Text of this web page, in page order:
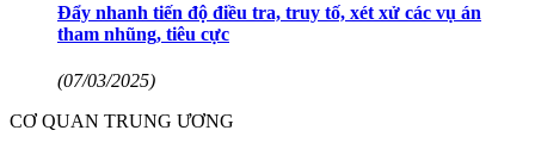
Đẩy nhanh tiến độ điều tra, truy tố, xét xử các vụ án
tham nhũng, tiêu cực
(07/03/2025)
CƠ QUAN TRUNG ƯƠNG